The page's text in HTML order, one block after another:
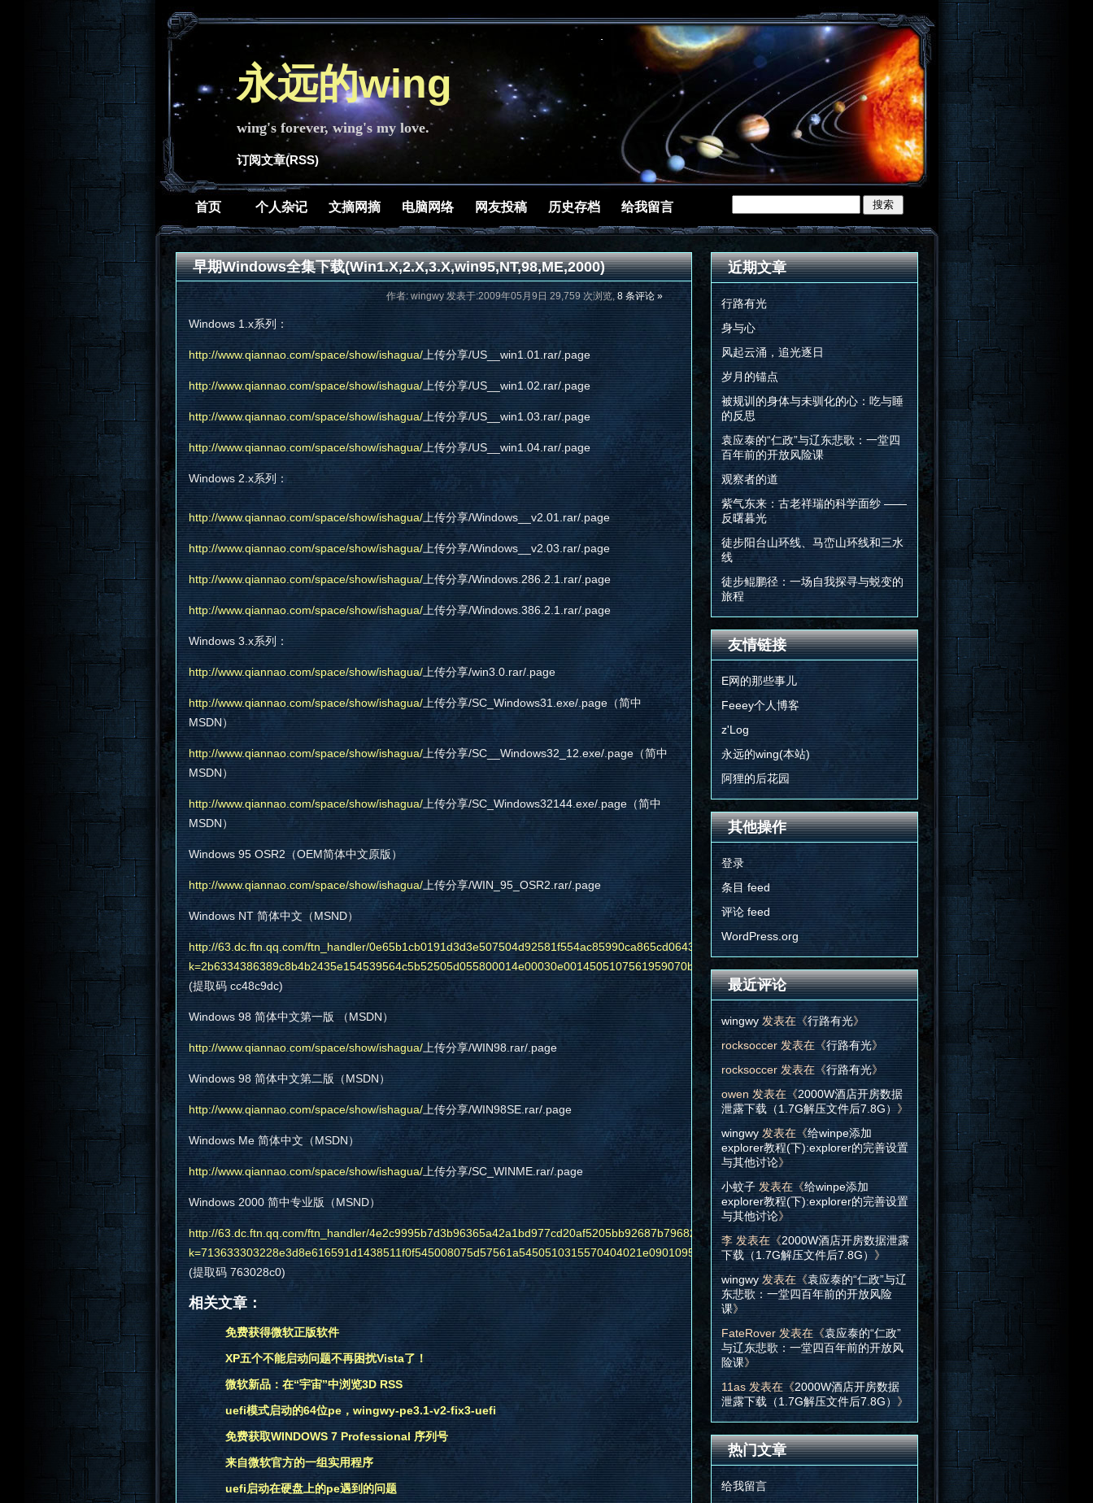
永远的wing
wing's forever, wing's my love.
订阅文章(RSS)
首页 个人杂记 文摘网摘 电脑网络 网友投稿 历史存档 给我留言
早期Windows全集下载(Win1.X,2.X,3.X,win95,NT,98,ME,2000)
作者: wingwy 发表于:2009年05月9日 29,759 次浏览, 8 条评论 »
Windows 1.x系列：
http://www.qiannao.com/space/show/ishagua/上传分享/US__win1.01.rar/.page
http://www.qiannao.com/space/show/ishagua/上传分享/US__win1.02.rar/.page
http://www.qiannao.com/space/show/ishagua/上传分享/US__win1.03.rar/.page
http://www.qiannao.com/space/show/ishagua/上传分享/US__win1.04.rar/.page
Windows 2.x系列：
http://www.qiannao.com/space/show/ishagua/上传分享/Windows__v2.01.rar/.page
http://www.qiannao.com/space/show/ishagua/上传分享/Windows__v2.03.rar/.page
http://www.qiannao.com/space/show/ishagua/上传分享/Windows.286.2.1.rar/.page
http://www.qiannao.com/space/show/ishagua/上传分享/Windows.386.2.1.rar/.page
Windows 3.x系列：
http://www.qiannao.com/space/show/ishagua/上传分享/win3.0.rar/.page
http://www.qiannao.com/space/show/ishagua/上传分享/SC_Windows31.exe/.page（简中
MSDN）
http://www.qiannao.com/space/show/ishagua/上传分享/SC__Windows32_12.exe/.page（简中
MSDN）
http://www.qiannao.com/space/show/ishagua/上传分享/SC_Windows32144.exe/.page（简中
MSDN）
Windows 95 OSR2（OEM简体中文原版）
http://www.qiannao.com/space/show/ishagua/上传分享/WIN_95_OSR2.rar/.page
Windows NT 简体中文（MSND）
http://63.dc.ftn.qq.com/ftn_handler/
(提取码 cc48c9dc)
Windows 98 简体中文第一版 （MSDN）
http://www.qiannao.com/space/show/ishagua/上传分享/WIN98.rar/.page
Windows 98 简体中文第二版（MSDN）
http://www.qiannao.com/space/show/ishagua/上传分享/WIN98SE.rar/.page
Windows Me 简体中文（MSDN）
http://www.qiannao.com/space/show/ishagua/上传分享/SC_WINME.rar/.page
Windows 2000 简中专业版（MSND）
http://63.dc.ftn.qq.com/ftn_handler/
(提取码 763028c0)
相关文章：
免费获得微软正版软件
XP五个不能启动问题不再困扰Vista了！
微软新品：在“宇宙”中浏览3D RSS
uefi模式启动的64位pe，wingwy-pe3.1-v2-fix3-uefi
免费获取WINDOWS 7 Professional 序列号
来自微软官方的一组实用程序
uefi启动在硬盘上的pe遇到的问题
近期文章
行路有光
身与心
风起云涌，追光逐日
岁月的锚点
被规训的身体与未驯化的心：吃与睡
的反思
袁应泰的“仁政”与辽东悲歌：一堂四
百年前的开放风险课
观察者的道
紫气东来：古老祥瑞的科学面纱 ——
反曙暮光
徒步阳台山环线、马峦山环线和三水
线
徒步鲲鹏径：一场自我探寻与蜕变的
旅程
友情链接
E网的那些事儿
Feeey个人博客
z'Log
永远的wing(本站)
阿狸的后花园
其他操作
登录
条目 feed
评论 feed
WordPress.org
最近评论
wingwy发表在《行路有光》
rocksoccer发表在《行路有光》
rocksoccer发表在《行路有光》
owen 发表在《2000W酒店开房数据
泄露下载（1.7G解压文件后7.8G） 》
wingwy发表在《给winpe添加
explorer教程(下):explorer的完善设置
与其他讨论》
小蚊子发表在《给winpe添加
explorer教程(下):explorer的完善设置
与其他讨论》
李发表在《2000W酒店开房数据泄露
下载（1.7G解压文件后7.8G） 》
wingwy发表在《袁应泰的“仁政”与辽
东悲歌：一堂四百年前的开放风险
课》
FateRover发表在《袁应泰的“仁政”
与辽东悲歌：一堂四百年前的开放风
险课》
11as发表在《2000W酒店开房数据
泄露下载（1.7G解压文件后7.8G） 》
热门文章
给我留言